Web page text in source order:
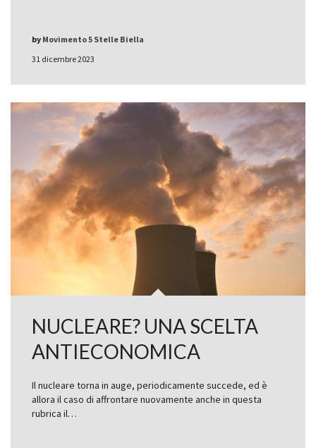
31 dicembre 2023
by Movimento 5 Stelle Biella
NUCLEARE? UNA SCELTA
ANTIECONOMICA
Il nucleare torna in auge, periodicamente succede, ed è
allora il caso di affrontare nuovamente anche in questa
rubrica il…